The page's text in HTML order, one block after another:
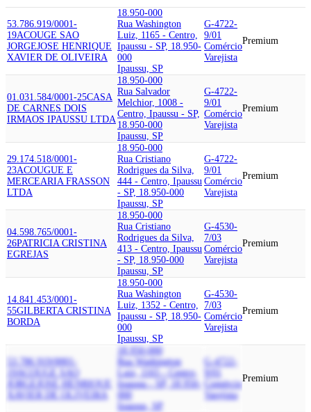
53.786.919/0001-
19ACOUGE SAO
JORGEJOSE HENRIQUE
XAVIER DE OLIVEIRA
18.950-000
Rua Washington
Luiz, 1165 - Centro,
Ipaussu - SP, 18.950-
000
Ipaussu, SP
G-4722-
9/01
Comércio
Varejista
Premium
01.031.584/0001-25CASA
DE CARNES DOIS
IRMAOS IPAUSSU LTDA
18.950-000
Rua Salvador
Melchior, 1008 -
Centro, Ipaussu - SP,
18.950-000
Ipaussu, SP
G-4722-
9/01
Comércio
Varejista
Premium
29.174.518/0001-
23ACOUGUE E
MERCEARIA FRASSON
LTDA
18.950-000
Rua Cristiano
Rodrigues da Silva,
444 - Centro, Ipaussu
- SP, 18.950-000
Ipaussu, SP
G-4722-
9/01
Comércio
Varejista
Premium
04.598.765/0001-
26PATRICIA CRISTINA
EGREJAS
18.950-000
Rua Cristiano
Rodrigues da Silva,
413 - Centro, Ipaussu
- SP, 18.950-000
Ipaussu, SP
G-4530-
7/03
Comércio
Varejista
Premium
14.841.453/0001-
55GILBERTA CRISTINA
BORDA
18.950-000
Rua Washington
Luiz, 1352 - Centro,
Ipaussu - SP, 18.950-
000
Ipaussu, SP
G-4530-
7/03
Comércio
Varejista
Premium
53.786.919/0001-
ACOUGE SAO
JORGE
JOSE HENRIQUE
XAVIER DE OLIVEIRA
18.950-000
Rua Washington
Luiz, 1165 - Centro,
Ipaussu - SP, 18.950-
000
Ipaussu, SP
G-4722-
Comércio
Varejista
Premium